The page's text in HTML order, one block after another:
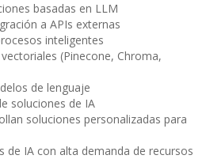
basadas en LLM
a APIs externas
inteligentes
(Pinecone, Chroma,
de lenguaje
soluciones de IA
soluciones personalizadas para
de IA con alta demanda de recursos